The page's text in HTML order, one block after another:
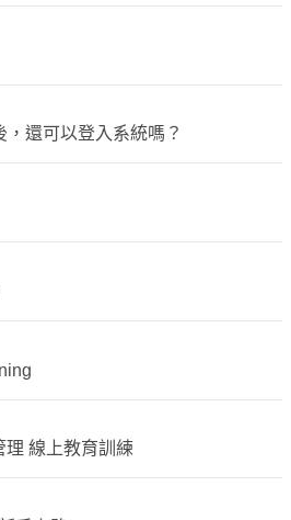
還可以登入系統嗎？
理 線上教育訓練